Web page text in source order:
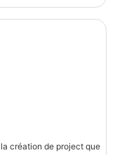
création de project que